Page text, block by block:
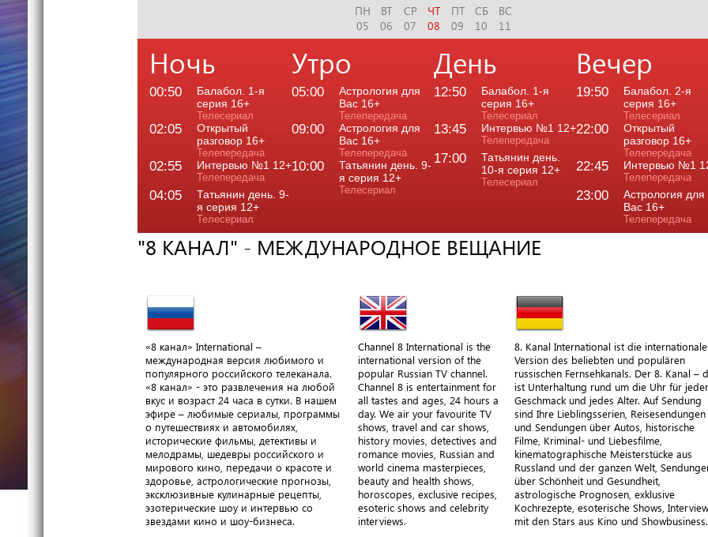
ПН
05
ВТ
06
СР
07
ЧТ
08
ПТ
09
СБ
10
ВС
11
Ночь
00:50
Балабол. 1-я
серия 16+
Телесериал
02:05
Открытый
разговор 16+
Телепередача
02:55 Интервью №1 12+
Телепередача
04:05
Татьянин день. 9-
я серия 12+
Телесериал
Утро
05:00
Астрология для
Вас 16+
Телепередача
09:00
Астрология для
Вас 16+
Телепередача
10:00
Татьянин день. 9-
я серия 12+
Телесериал
День
12:50
Балабол. 1-я
серия 16+
Телесериал
13:45 Интервью №1 12+
Телепередача
17:00
Татьянин день.
10-я серия 12+
Телесериал
Вечер
19:50
Балабол. 2-я
серия 16+
Телесериал
22:00
Открытый
разговор 16+
Телепередача
22:45 Интервью №1
Телепередача
23:00
Астрология для
Вас 16+
Телепередача
"8 КАНАЛ" - МЕЖДУНАРОДНОЕ ВЕЩАНИЕ
«8 канал» International –
международная версия любимого и
популярного российского телеканала.
«8 канал» - это развлечения на любой
вкус и возраст 24 часа в сутки. В нашем
эфире – любимые сериалы, программы
о путешествиях и автомобилях,
исторические фильмы, детективы и
мелодрамы, шедевры российского и
мирового кино, передачи о красоте и
здоровье, астрологические прогнозы,
эксклюзивные кулинарные рецепты,
эзотерические шоу и интервью со
звездами кино и шоу-бизнеса.
Channel 8 International is the
international version of the
popular Russian TV channel.
Channel 8 is entertainment for
all tastes and ages, 24 hours a
day. We air your favourite TV
shows, travel and car shows,
history movies, detectives and
romance movies, Russian and
world cinema masterpieces,
beauty and health shows,
horoscopes, exclusive recipes,
esoteric shows and celebrity
interviews.
8. Kanal International ist die internationale
Version des beliebten und populären
russischen Fernsehkanals. Der 8. Kanal –
ist Unterhaltung rund um die Uhr für
Geschmack und jedes Alter. Auf Sendung
sind Ihre Lieblingsserien, Reisesendungen
und Sendungen über Autos, historische
Filme, Kriminal- und Liebesfilme,
kinematographische Meisterstücke aus
Russland und der ganzen Welt,
über Schönheit und Gesundheit,
astrologische Prognosen, exklusive
Kochrezepte, esoterische Shows,
mit den Stars aus Kino und Showbusiness.